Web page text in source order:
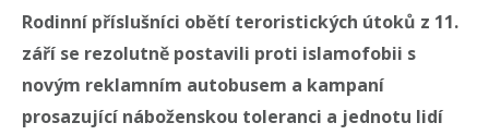
Rodinní příslušníci obětí teroristických útoků z 11.
září se rezolutně postavili proti islamofobii s
novým reklamním autobusem a kampaní
prosazující náboženskou toleranci a jednotu lidí